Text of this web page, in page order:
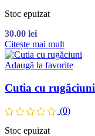
Stoc epuizat
30.00 lei
Citește mai mult
Adaugă la favorite
Cutia cu rugăciuni
(0)
Stoc epuizat